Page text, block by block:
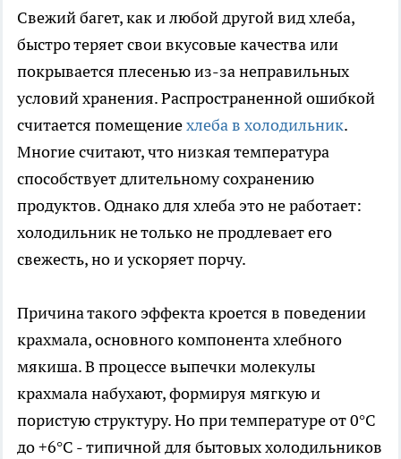
Свежий багет, как и любой другой вид хлеба,
быстро теряет свои вкусовые качества или
покрывается плесенью из-за неправильных
условий хранения. Распространенной ошибкой
считается помещениехлеба в холодильник.
Многие считают, что низкая температура
способствует длительному сохранению
продуктов. Однако для хлеба это не работает:
холодильник не только не продлевает его
свежесть, но и ускоряет порчу.
Причина такого эффекта кроется в поведении
крахмала, основного компонента хлебного
мякиша. В процессе выпечки молекулы
крахмала набухают, формируя мягкую и
пористую структуру. Но при температуре от 0°C
до +6°C - типичной для бытовых холодильников